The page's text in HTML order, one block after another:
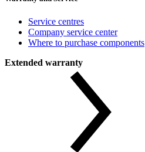
Service centres
Company service center
Where to purchase components
Extended warranty